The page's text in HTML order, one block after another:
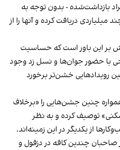
بازداشت‌‌شده - بدون توجه به
دریافت کرده و آنها را از
بر این باور است که حساسیت
با حضور جوان‌ها و نسل زد وجود
رویدادهایی خشن‌تر برخورد
چنین جشن‌هایی را «برخلاف
توصیف کرده و به نظر
از یکدیگر در این زمینه‌اند.
صاحبان چندین کافه در دزفول و